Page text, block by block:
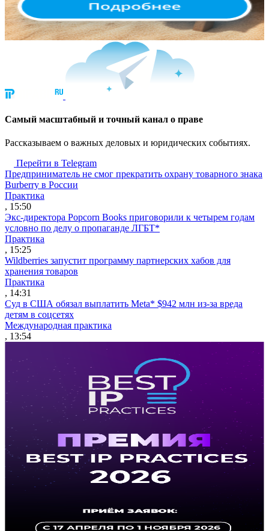
Cамый масштабный и точный канал о праве
Рассказываем о важных деловых и юридических событиях.
Перейти в Telegram
Предприниматель не смог прекратить охрану товарного знака
Burberry в России
Практика
, 15:50
Экс-директора Popcorn Books приговорили к четырем годам
условно по делу о пропаганде ЛГБТ*
Практика
, 15:25
Wildberries запустит программу партнерских хабов для
хранения товаров
Практика
, 14:31
Суд в США обязал выплатить Meta* $942 млн из-за вреда
детям в соцсетях
Международная практика
, 13:54